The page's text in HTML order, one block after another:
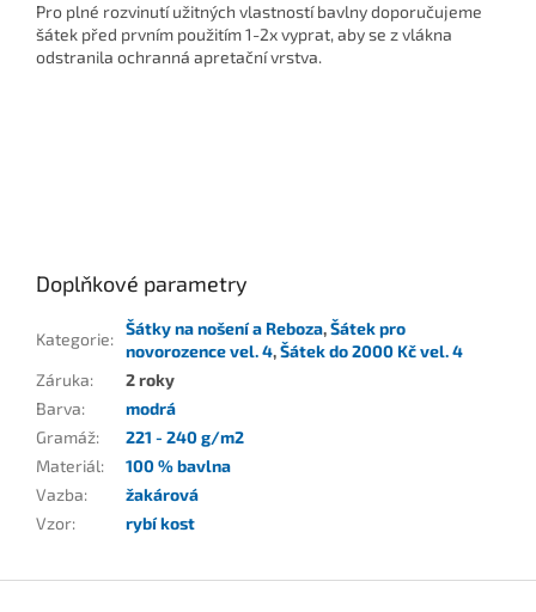
Pro plné rozvinutí užitných vlastností bavlny doporučujeme
šátek před prvním použitím 1-2x vyprat, aby se z vlákna
odstranila ochranná apretační vrstva.
Doplňkové parametry
Kategorie:
Šátky na nošení a Reboza,Šátek pro
novorozence vel. 4,Šátek do 2000 Kč vel. 4
Záruka:
2 roky
Barva:
modrá
Gramáž:
221 - 240 g/m2
Materiál:
100 % bavlna
Vazba:
žakárová
Vzor: rybí kost